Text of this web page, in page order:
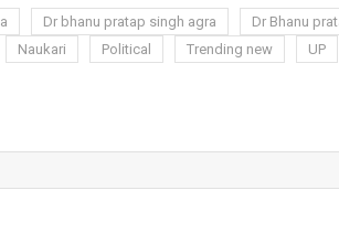
List
Dr bhanu pratap singh agra Dr Bhanu
Naukari Political Trending new UP